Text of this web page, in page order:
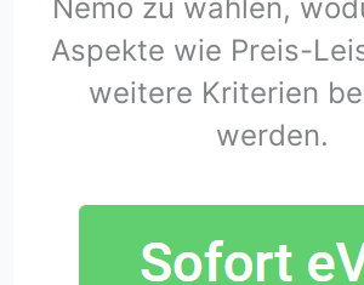
Nemo zu wählen,
Aspekte wie Preis-
weitere Kriterien
werden.